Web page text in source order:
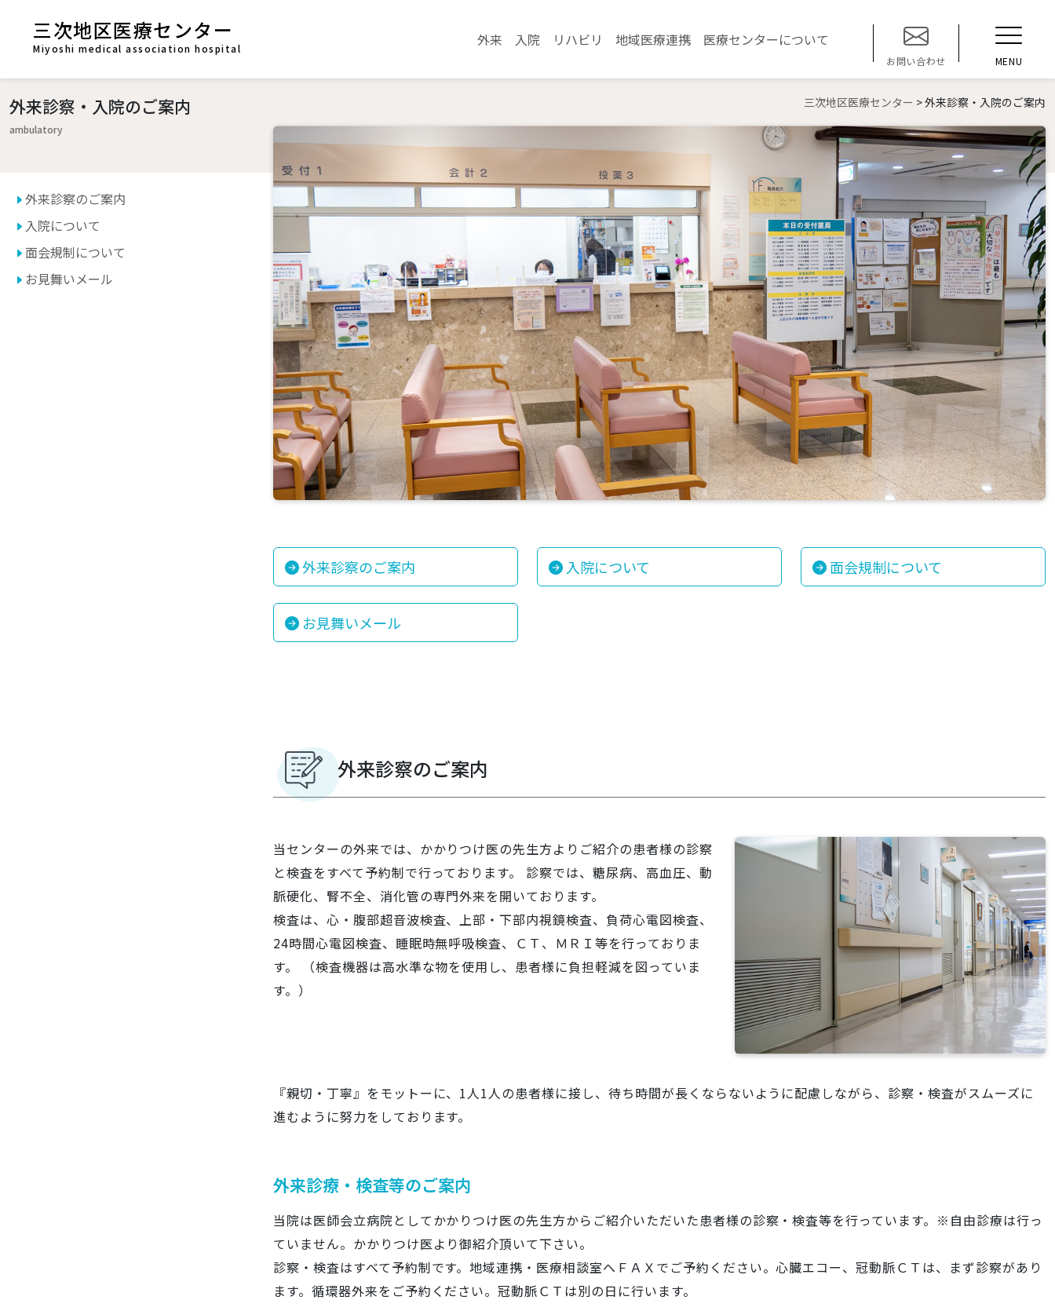
三次地区医療センター
Miyoshi medical association hospital 外来 入院 リハビリ 地域医療連携 医療センターについて
お問い合わせ
t
o
l
e
n
v
i
o
n
MENU
三次地区医療センター >外来診察・入院のご案内
外来診察・入院のご案内
ambulatory
外来診察のご案内 入院について 面会規制について
お見舞いメール
外来診察のご案内
当センターの外来では、かかりつけ医の先生方よりご紹介の患者様の診察
と検査をすべて予約制で行っております。 診察では、糖尿病、高血圧、動
脈硬化、腎不全、消化管の専門外来を開いております。
検査は、心・腹部超音波検査、上部・下部内視鏡検査、負荷心電図検査、
24時間心電図検査、睡眠時無呼吸検査、ＣＴ、ＭＲＩ等を行っておりま
す。 （検査機器は高水準な物を使用し、患者様に負担軽減を図っていま
す。）
『親切・丁寧』をモットーに、1人1人の患者様に接し、待ち時間が長くならないように配慮しながら、診察・検査がスムーズに
進むように努力をしております。
外来診療・検査等のご案内
当院は医師会立病院としてかかりつけ医の先生方からご紹介いただいた患者様の診察・検査等を行っています。 ※自由診療は行っ
ていません。かかりつけ医より御紹介頂いて下さい。
診察・検査はすべて予約制です。地域連携・医療相談室へＦＡＸでご予約ください。心臓エコー、冠動脈ＣＴは、まず診察があり
ます。循環器外来をご予約ください。冠動脈ＣＴは別の日に行います。
外来診察のご案内
入院について
面会規制について
お見舞いメール